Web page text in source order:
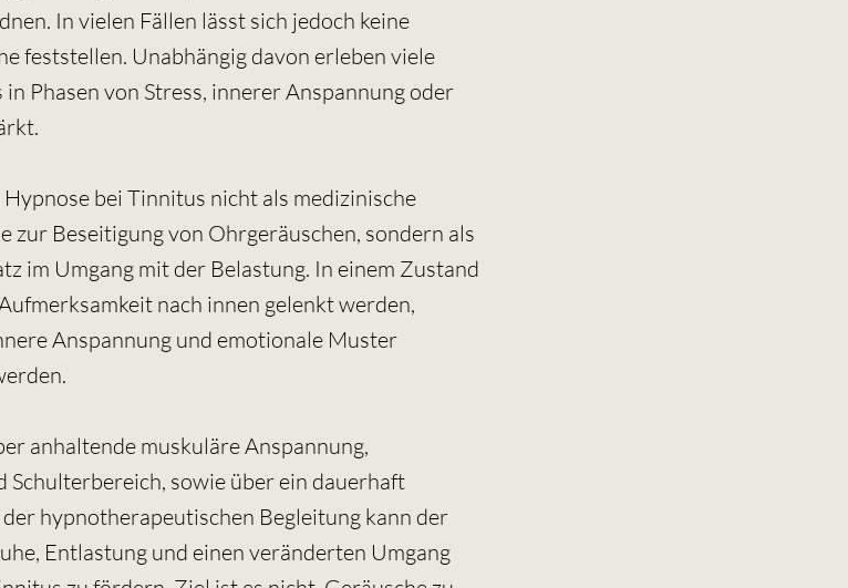
In vielen Fällen lässt sich jedoch keine
feststellen. Unabhängig davon erleben viele
Phasen von Stress, innerer Anspannung oder
bei Tinnitus nicht als medizinische
zur Beseitigung von Ohrgeräuschen, sondern als
im Umgang mit der Belastung. In einem Zustand
nach innen gelenkt werden,
Anspannung und emotionale Muster
anhaltende muskuläre Anspannung,
Schulterbereich, sowie über ein dauerhaft
hypnotherapeutischen Begleitung kann der
Entlastung und einen veränderten Umgang